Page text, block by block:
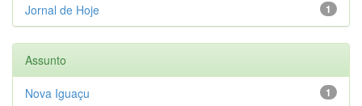
1
Jornal de Hoje
Assunto
1
Nova Iguaçu